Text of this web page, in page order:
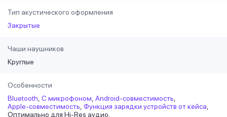
Тип акустического оформления
Закрытые
Чаши наушников
Круглые
Особенности
Bluetooth С микрофоном Android-совместимость
Apple-совместимость Функция зарядки устройств от кейса
Оптимально для Hi-Res аудио